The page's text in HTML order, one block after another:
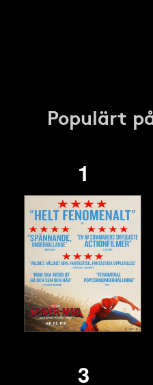
Populärt
1
3